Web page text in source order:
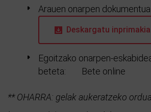
Arauen onarpen
Deskargatu
Egoitzako onarpen-
beteta:
Bete online
** OHARRA: gelak aukeratzeko